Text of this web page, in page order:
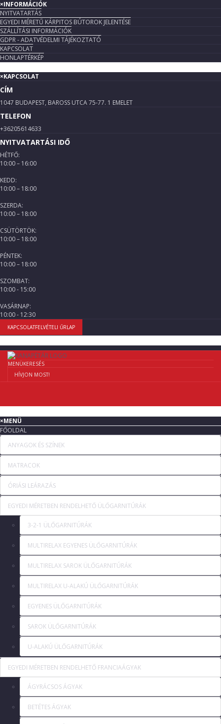
×INFORMÁCIÓK
NYITVATARTÁS
EGYEDI MÉRETŰ KÁRPITOS BÚTOROK JELENTÉSE
SZÁLLÍTÁSI INFORMÁCIÓK
GDPR - ADATVÉDELMI TÁJÉKOZTATÓ
KAPCSOLAT
HONLAPTÉRKÉP
×KAPCSOLAT
CÍM
1047 BUDAPEST, BAROSS UTCA 75-77. 1 EMELET
TELEFON
+36205614633
NYITVATARTÁSI IDŐ
HÉTFŐ:
10:00 – 16:00
KEDD:
10:00 – 18:00
SZERDA:
10:00 – 18:00
CSÜTÖRTÖK:
10:00 – 18:00
PÉNTEK:
10:00 – 18:00
SZOMBAT:
10:00 - 15:00
VASÁRNAP:
10:00 - 12:30
KAPCSOLATFELVÉTELI ŰRLAP
MENÜKERESÉS
HÍVJON MOST!
×MENÜ
FŐOLDAL
ANYAGOK ÉS SZÍNEK
MATRACOK
ÓRIÁSI LEÁRAZÁS
EGYEDI MÉRETBEN RENDELHETŐ ÜLŐGARNITÚRÁK
3-2-1 ÜLŐGARNITÚRÁK
MULTIRELAX EGYENES ÜLŐGARNITÚRÁK
MULTIRELAX SAROK ÜLŐGARNITÚRÁK
MULTIRELAX U-ALAKÚ ÜLŐGARNITÚRÁK
EGYENES ÜLŐGARNITÚRÁK
SAROK ÜLŐGARNITÚRÁK
U-ALAKÚ ÜLŐGARNITÚRÁK
EGYEDI MÉRETBEN RENDELHETŐ FRANCIAÁGYAK
ÁGYRÁCSOS ÁGYAK
BETÉTES ÁGYAK